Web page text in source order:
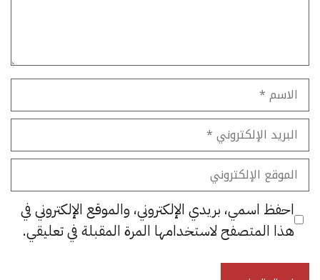
الاسم
البريد
الإلكتروني
الموقع
الإلكتروني
احفظ اسمي، بريدي الإلكتروني، والموقع الإلكتروني في
هذا المتصفح لاستخدامها المرة المقبلة في تعليقي.